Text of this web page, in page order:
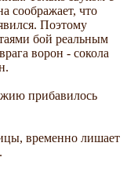
соображает, что
Поэтому
бой реальным
ворон - сокола
прибавилось
временно лишает